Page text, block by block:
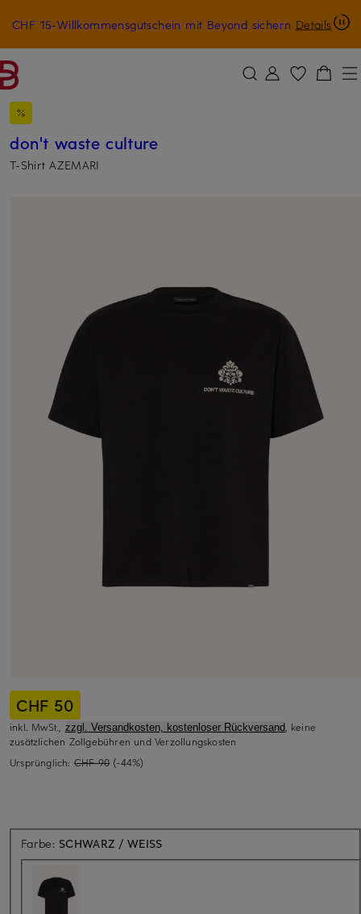
ZUM HAUPTINHALT ÜBERSPRINGEN ZUM SUCHFELD ÜBERSPRINGEN
CHF 15-Willkommensgutschein mit Beyond sichern Details
don't waste culture
T-Shirt AZEMARI
CHF 50
inkl. MwSt., zzgl. Versandkosten, kostenloser Rückversand, keine
zusätzlichen Zollgebühren und Verzollungskosten
Ursprünglich: CHF 90 (-44%)
Farbe: SCHWARZ / WEISS